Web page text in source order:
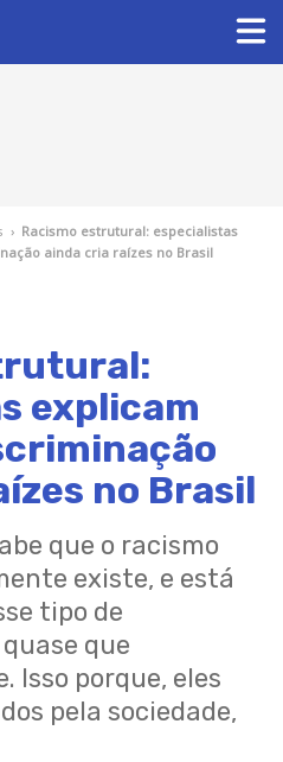
› Racismo estrutural: especialistas
ainda cria raízes no Brasil
explicam
no Brasil
que o racismo
existe, e está
tipo de
que
Isso porque, eles
pela sociedade,